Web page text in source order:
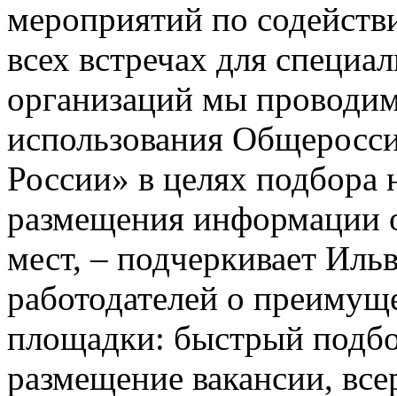
мероприятий по
всех встречах для
организаций мы
использования
России» в целях
размещения информации
мест, – подчеркивает
работодателей о
площадки: быстрый
размещение вакансии,